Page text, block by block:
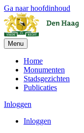
Ga naar hoofdinhoud
Menu
Home
Monumenten
Stadsgezichten
Publicaties
Inloggen
Inloggen